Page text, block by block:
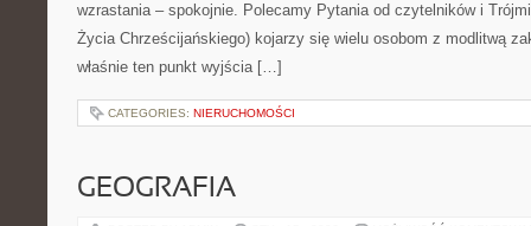
wzrastania – spokojnie. Polecamy Pytania od czytelników i
Życia Chrześcijańskiego) kojarzy się wielu osobom z modlitwą
właśnie ten punkt wyjścia […]
CATEGORIES: NIERUCHOMOŚCI
GEOGRAFIA